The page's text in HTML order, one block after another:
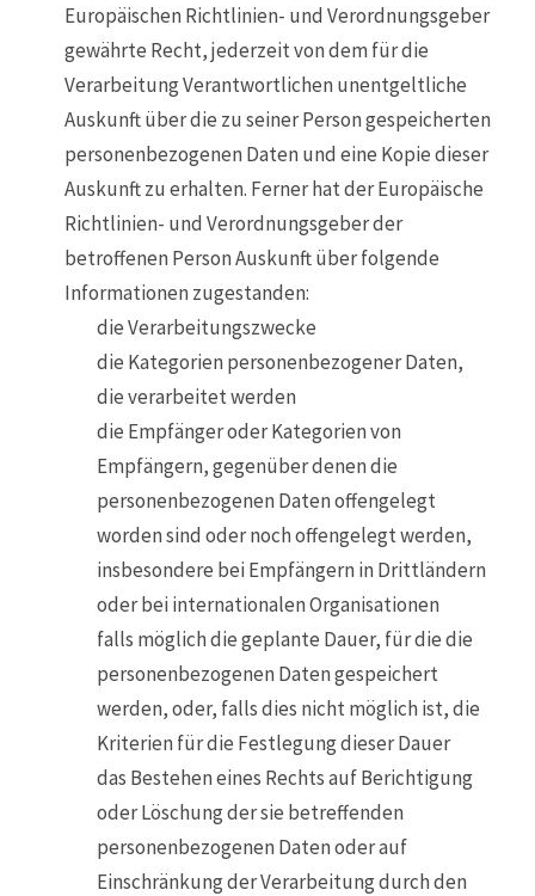
Europäischen Richtlinien- und Verordnungsgeber
gewährte Recht, jederzeit von dem für die
Verarbeitung Verantwortlichen unentgeltliche
Auskunft über die zu seiner Person gespeicherten
personenbezogenen Daten und eine Kopie dieser
Auskunft zu erhalten. Ferner hat der Europäische
Richtlinien- und Verordnungsgeber der
betroffenen Person Auskunft über folgende
Informationen zugestanden:
die Verarbeitungszwecke
die Kategorien personenbezogener Daten,
die verarbeitet werden
die Empfänger oder Kategorien von
Empfängern, gegenüber denen die
personenbezogenen Daten offengelegt
worden sind oder noch offengelegt werden,
insbesondere bei Empfängern in Drittländern
oder bei internationalen Organisationen
falls möglich die geplante Dauer, für die die
personenbezogenen Daten gespeichert
werden, oder, falls dies nicht möglich ist, die
Kriterien für die Festlegung dieser Dauer
das Bestehen eines Rechts auf Berichtigung
oder Löschung der sie betreffenden
personenbezogenen Daten oder auf
Einschränkung der Verarbeitung durch den